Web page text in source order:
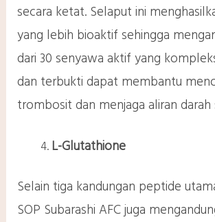
secara ketat. Selaput ini
yang lebih bioaktif sehingga
dari 30 senyawa aktif yang
dan terbukti dapat membantu
trombosit dan menjaga aliran darah
L-Glutathione
Selain tiga kandungan peptide
SOP Subarashi AFC juga